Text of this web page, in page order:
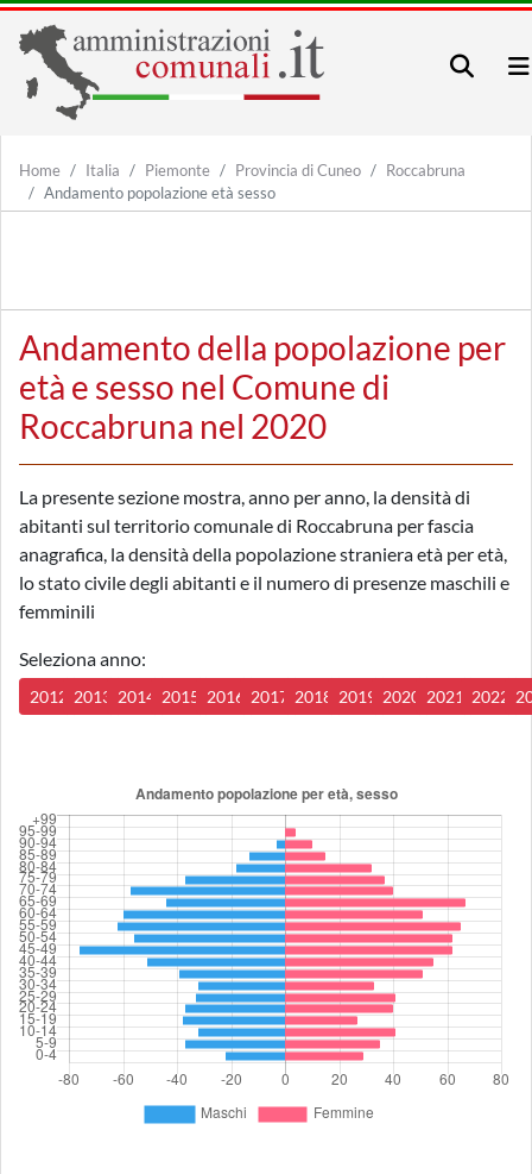
Home Italia Piemonte Provincia di Cuneo
Roccabruna
Andamento popolazione età sesso
Andamento della popolazione per
età e sesso nel Comune di
Roccabruna nel 2020
La presente sezione mostra, anno per anno, la densità di
abitanti sul territorio comunale di Roccabruna per fascia
anagrafica, la densità della popolazione straniera età per età,
lo stato civile degli abitanti e il numero di presenze maschili e
femminili
Seleziona anno:
2012 2013 2014 2015 2016 2017 2018 2019 2020 2021 2022